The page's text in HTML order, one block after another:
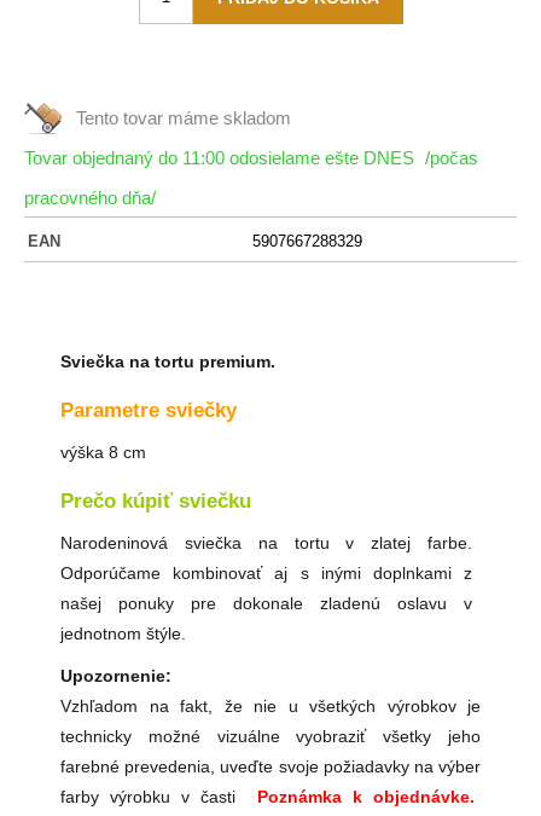
Tento tovar máme skladom
Tovar objednaný do 11:00 odosielame ešte DNES /počas
pracovného dňa/
EAN 5907667288329
Sviečka na tortu premium.
Parametre sviečky
výška 8 cm
Prečo kúpiť sviečku
Narodeninová sviečka na tortu v zlatej farbe.
Odporúčame kombinovať aj s inými doplnkami z
našej ponuky pre dokonale zladenú oslavu v
jednotnom štýle.
Upozornenie:
Vzhľadom na fakt, že nie u všetkých výrobkov je
technicky možné vizuálne vyobraziť všetky jeho
farebné prevedenia, uveďte svoje požiadavky na výber
farby výrobku v časti Poznámka k objednávke.